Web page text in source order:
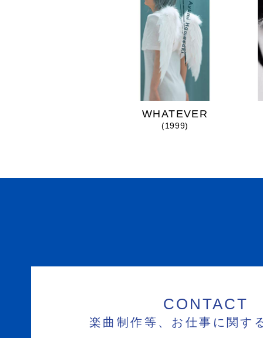
WHATEVER
(1999)
CONTACT
楽曲制作等、お仕事に関す